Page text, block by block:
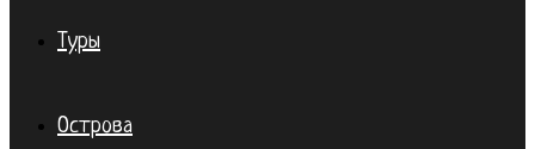
Туры
Острова